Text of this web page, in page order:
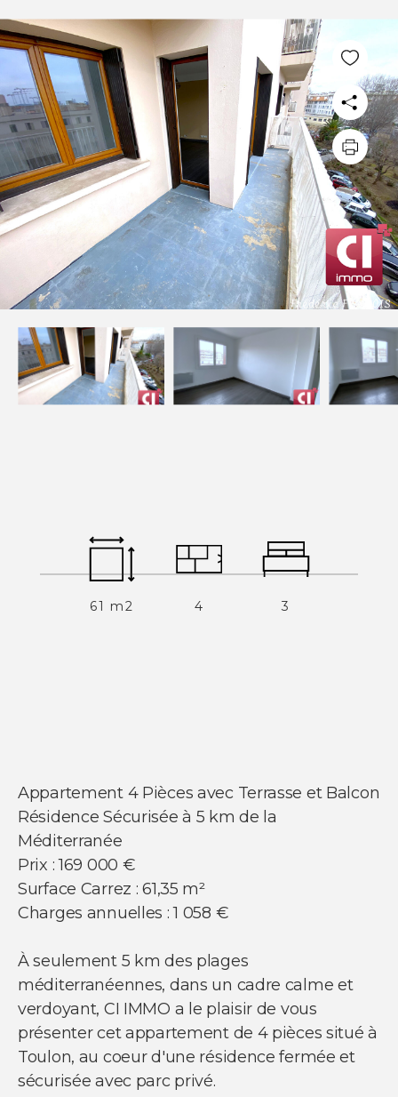
61 m2 4 3
Appartement 4 Pièces avec Terrasse et Balcon
Résidence Sécurisée à 5 km de la
Méditerranée
Prix : 169 000 €
Surface Carrez : 61,35 m²
Charges annuelles : 1 058 €
À seulement 5 km des plages
méditerranéennes, dans un cadre calme et
verdoyant, CI IMMO a le plaisir de vous
présenter cet appartement de 4 pièces situé à
Toulon, au coeur d'une résidence fermée et
sécurisée avec parc privé.
NOS THÉMATIQUES
Bienvenue
Acheter
Vendre
NOS SERVICES
Louer un appartement
Louer une maison
Louer un parking
Louer des bureaux
Nos actualités
Facebook
Instagram
Linkedin
Youtube
© Copyright 2021 Ci-immo - Tous droits
réservés